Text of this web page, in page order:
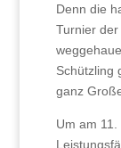
Denn die
Turnier
Schützling
ganz
Um am